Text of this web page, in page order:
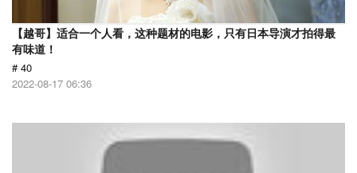
【越哥】适合一个人看，这种题材的电影，只有日本导演才拍得最
有味道！
# 40
2022-08-17 06:36